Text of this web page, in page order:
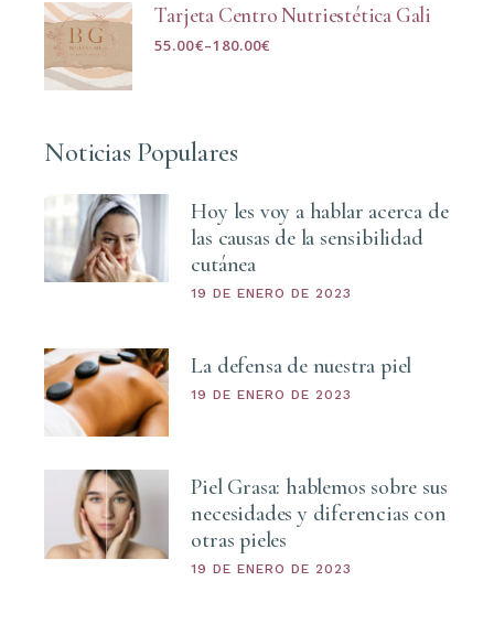
Tarjeta Centro Nutriestética Gali
55.00€–180.00€
Noticias Populares
Hoy les voy a hablar acerca de
las causas de la sensibilidad
cutánea
19 DE ENERO DE 2023
La defensa de nuestra piel
19 DE ENERO DE 2023
Piel Grasa: hablemos sobre sus
necesidades y diferencias con
otras pieles
19 DE ENERO DE 2023